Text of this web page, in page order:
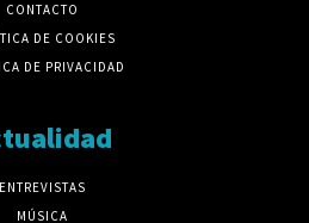
CONTACTO
DE COOKIES
DE PRIVACIDAD
ENTREVISTAS
MÚSICA